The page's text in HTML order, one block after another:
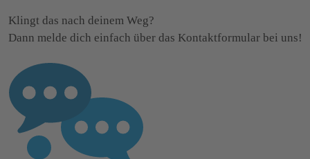
Klingt das nach deinem Weg?
Dann melde dich einfach über das Kontaktformular bei uns!